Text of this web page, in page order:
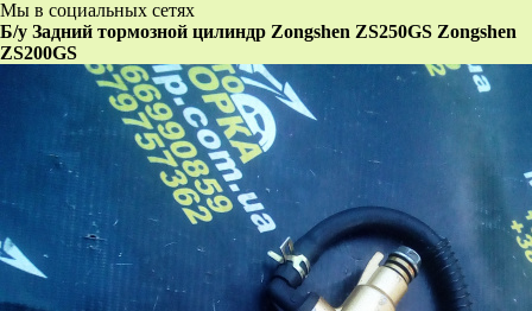
Мы в социальных сетях
Б/у Задний тормозной цилиндр Zongshen ZS250GS Zongshen
ZS200GS